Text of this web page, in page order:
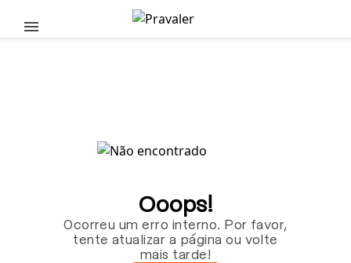
Pular para o conteúdo principal
Ooops!
Ocorreu um erro interno. Por favor,
tente atualizar a página ou volte
mais tarde!